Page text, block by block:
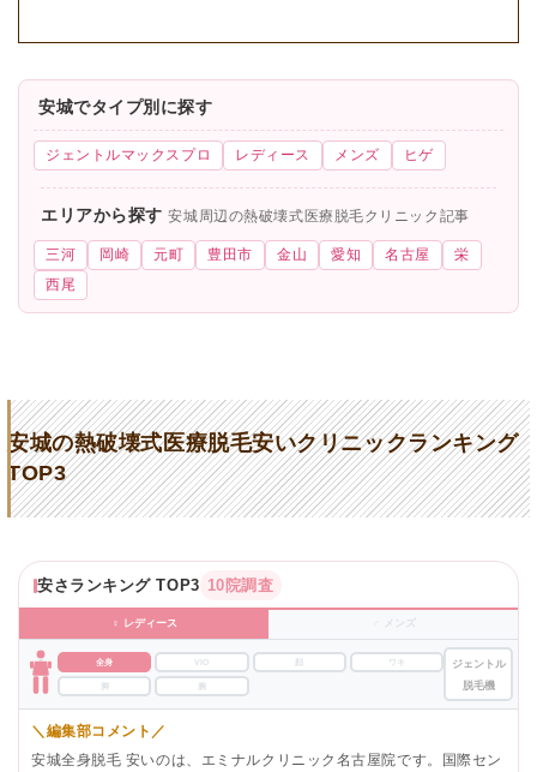
安城でタイプ別に探す
ジェントルマックスプロ レディース メンズ ヒゲ
エリアから探す安城周辺の熱破壊式医療脱毛クリニック記事
三河 岡崎 元町 豊田市 金山 愛知 名古屋
栄
西尾
安城の熱破壊式医療脱毛安いクリニックランキング
TOP3
安さランキング TOP3 10院調査
♀ レディース ♂ メンズ
全身 VIO ワキ
脚
ジェントル
脱毛機
＼編集部コメント／
安城全身脱毛 安いのは、エミナルクリニック名古屋院です。国際セン